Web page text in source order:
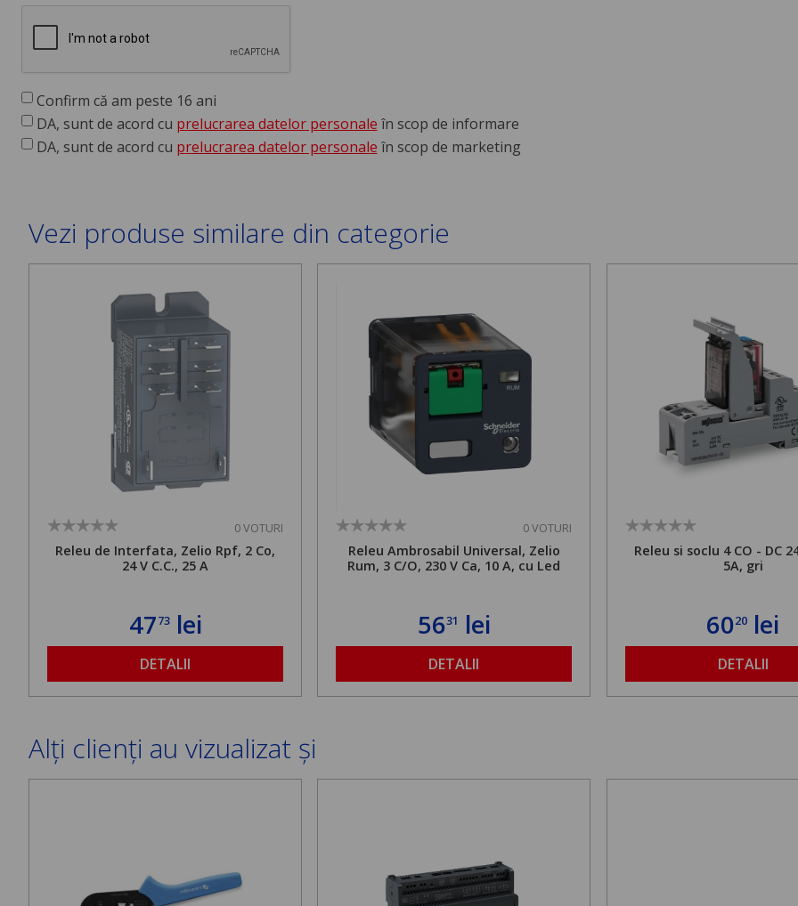
Confirm că am peste 16 ani
DA, sunt de acord cu prelucrarea datelor personale în scop de informare
DA, sunt de acord cu prelucrarea datelor personale în scop de marketing
Vezi produse similare din categorie
0 VOTURI
Releu de Interfata, Zelio Rpf, 2 Co,
24 V C.C., 25 A
4773lei
DETALII
0 VOTURI
Releu Ambrosabil Universal, Zelio
Rum, 3 C/O, 230 V Ca, 10 A, cu Led
5631 lei
DETALII
Releu si soclu 4 CO - DC
5A, gri
6020 lei
DETALII
Alți clienți au vizualizat și